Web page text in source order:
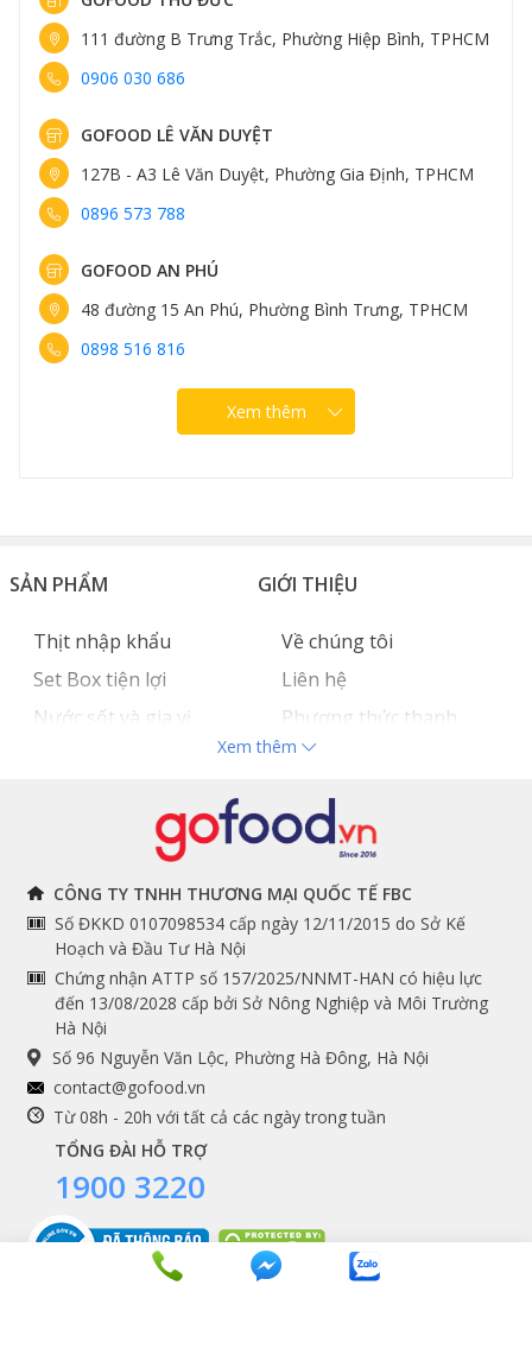
111 đường B Trưng Trắc, Phường Hiệp Bình, TPHCM
0906 030 686
GOFOOD LÊ VĂN DUYỆT
127B - A3 Lê Văn Duyệt, Phường Gia Định, TPHCM
0896 573 788
GOFOOD AN PHÚ
48 đường 15 An Phú, Phường Bình Trưng, TPHCM
0898 516 816
Xem thêm
SẢN PHẨM
Thịt nhập khẩu
Set Box tiện lợi
Nước sốt và gia vị
GIỚI THIỆU
Về chúng tôi
Liên hệ
Phương thức thanh
toán
Tuyển dụng
THÔNG TIN
Chính sách và quy định
chung
Hướng dẫn đặt hàng
Cam kết chất lượng
THEO DÕI NGAY
Facebook
Instagram
Youtube
Tiktok
Shopee
DỊCH VỤ
Premium services
Xem thêm
CÔNG TY TNHH THƯƠNG MẠI QUỐC TẾ FBC
Số ĐKKD 0107098534 cấp ngày 12/11/2015 do Sở Kế
Hoạch và Đầu Tư Hà Nội
Chứng nhận ATTP số 157/2025/NNMT-HAN có hiệu lực
đến 13/08/2028 cấp bởi Sở Nông Nghiệp và Môi Trường
Hà Nội
Số 96 Nguyễn Văn Lộc, Phường Hà Đông, Hà Nội
contact@gofood.vn
Từ 08h - 20h với tất cả các ngày trong tuần
TỔNG ĐÀI HỖ TRỢ
1900 3220